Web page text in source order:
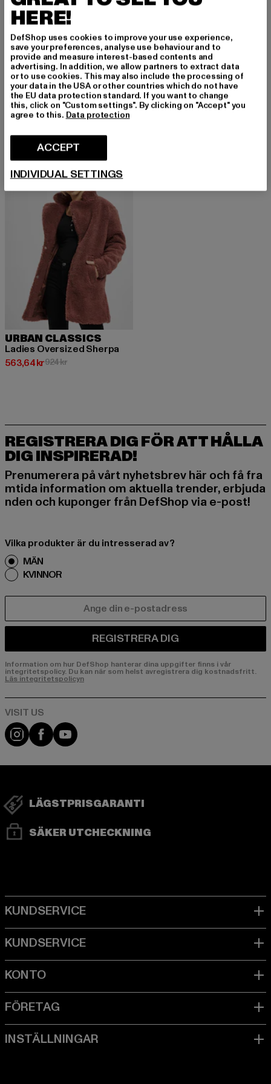
URBAN CLASSICS
Ladies Oversized Long
från461,20 kr
Nuvarande pris: Från 461,20 kr
1 153 krKampanjpris: 1 153 kr
URBAN CLASSICS
Ladies Oversized Long
från784,72 kr
Nuvarande pris: Från 784,72 kr
1 154 krKampanjpris: 1
NY -39%
URBAN CLASSICS
Ladies Oversized Sherpa
563,64 kr
Nuvarande pris: 563,64 kr
924 krKampanjpris: 924 kr
REGISTRERA DIG FÖR ATT HÅLLA
DIG INSPIRERAD!
Prenumerera på vårt nyhetsbrev här och få fra
mtida information om aktuella trender, erbjuda
nden och kuponger från DefShop via e-post!
Vilka produkter är du intresserad av?
MÄN
KVINNOR
REGISTRERA DIG
Information om hur DefShop hanterar dina uppgifter finns i vår
integritetspolicy. Du kan när som helst avregistrera dig kostnadsfritt.
Läs integritetspolicyn
Visit our Instagram page:
Visit our Facebook page:
Visit our YouTube channel:
LÄGSTPRISGARANTI
SÄKER UTCHECKNING
HERE!
DefShop uses cookies to improve your use experience,
save your preferences, analyse use behaviour and to
provide and measure interest-based contents and
advertising. In addition, we allow partners to extract data
or to use cookies. This may also include the processing of
your data in the USA or other countries which do not have
the EU data protection standard. If you want to change
this, click on "Custom settings". By clicking on "Accept" you
agree to this. Data protection
ACCEPT
INDIVIDUAL SETTINGS